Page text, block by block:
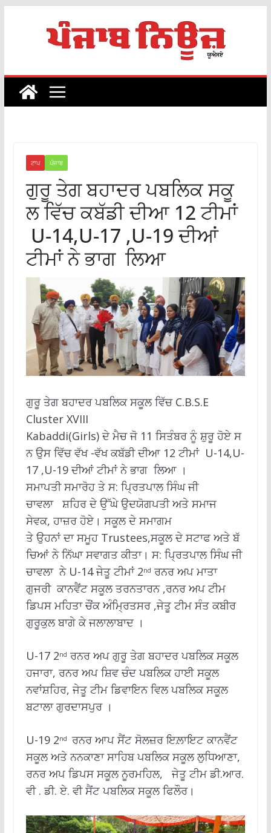
ਟਾਪ ਪੰਜਾਬ
ਗੁਰੂ ਤੇਗ ਬਹਾਦਰ ਪਬਲਿਕ ਸਕੂ
ਲ ਵਿੱਚ ਕਬੱਡੀ ਦੀਆ 12 ਟੀਮਾਂ
U-14,U-17 ,U-19 ਦੀਆਂ
ਟੀਮਾਂ ਨੇ ਭਾਗ ਲਿਆ
ਗੁਰੂ ਤੇਗ ਬਹਾਦਰ ਪਬਲਿਕ ਸਕੂਲ ਵਿੱਚ C.B.S.E
Cluster XVIII
Kabaddi(Girls) ਦੇ ਮੈਚ ਜੋ 11 ਸਿਤੰਬਰ ਨੂੰ ਸ਼ੁਰੂ ਹੋਏ ਸ
ਨ ਉਸ ਵਿੱਚ ਵੱਖ -ਵੱਖ ਕਬੱਡੀ ਦੀਆ 12 ਟੀਮਾਂ U-14,U-
17 ,U-19 ਦੀਆਂ ਟੀਮਾਂ ਨੇ ਭਾਗ ਲਿਆ ।
ਸਮਾਪਤੀ ਸਮਾਰੋਹ ਤੇ ਸ: ਪ੍ਰਿਤਪਾਲ ਸਿੰਘ ਜੀ
ਚਾਵਲਾ ਸ਼ਹਿਰ ਦੇ ਉੱਘੇ ਉਦਯੋਗਪਤੀ ਅਤੇ ਸਮਾਜ
ਸੇਵਕ, ਹਾਜ਼ਰ ਹੋਏ। ਸਕੂਲ ਦੇ ਸਮਾਗਮ
ਤੇ ਉਹਨਾਂ ਦਾ ਸਮੂਹ Trustees,ਸਕੂਲ ਦੇ ਸਟਾਫ ਅਤੇ ਬੱ
ਚਿਆਂ ਨੇ ਨਿੱਘਾ ਸਵਾਗਤ ਕੀਤਾ। ਸ: ਪ੍ਰਿਤਪਾਲ ਸਿੰਘ ਜੀ
ਚਾਵਲਾ ਨੇ U-14 ਜੇਤੂ ਟੀਮਾਂ 2nd ਰਨਰ ਅਪ ਮਾਤਾ
ਗੁਜਰੀ ਕਾਨਵੈਂਟ ਸਕੂਲ ਤਰਨਤਾਰਨ ,ਰਨਰ ਅਪ ਟੀਮ
ਡਿਪਸ ਮਹਿਤਾ ਚੌਂਕ ਅੰਮ੍ਰਿਤਸਰ ,ਜੇਤੂ ਟੀਮ ਸੰਤ ਕਬੀਰ
ਗੁਰੂਕੁਲ ਬਾਗੇ ਕੇ ਜਲਾਲਾਬਾਦ ।
U-17 2nd ਰਨਰ ਅਪ ਗੁਰੂ ਤੇਗ ਬਹਾਦਰ ਪਬਲਿਕ ਸਕੂਲ
ਹਜਾਰਾ, ਰਨਰ ਅਪ ਸ਼ਿਵ ਚੰਦ ਪਬਲਿਕ ਹਾਈ ਸਕੂਲ
ਨਵਾਂਸ਼ਹਿਰ, ਜੇਤੂ ਟੀਮ ਡਿਵਾਇਨ ਵਿਲ ਪਬਲਿਕ ਸਕੂਲ
ਬਟਾਲਾ ਗੁਰਦਾਸਪੁਰ ।
U-19 2nd
ਰਨਰ ਆਪ ਸੈਂਟ ਸੋਲਜ਼ਰ ਇਲ਼ਾਇਟ ਕਾਨਵੈਂਟ
ਸਕੂਲ ਅਤੇ ਨਨਕਾਣਾ ਸਾਹਿਬ ਪਬਲਿਕ ਸਕੂਲ ਲੁਧਿਆਣਾ,
ਰਨਰ ਅਪ ਡਿਪਸ ਸਕੂਲ ਨੂਰਮਹਿਲ, ਜੇਤੂ ਟੀਮ ਡੀ.ਆਰ.
ਵੀ . ਡੀ. ਏ. ਵੀ ਸੈਂਟ ਪਬਲਿਕ ਸਕੂਲ ਫਿਲੌਰ।